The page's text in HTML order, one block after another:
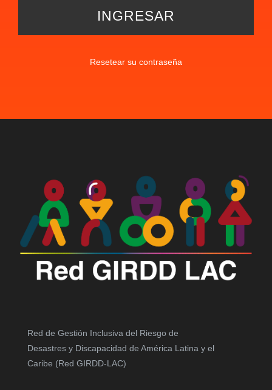
Resetear su contraseña
Red de Gestión Inclusiva del Riesgo de
Desastres y Discapacidad de América Latina y el
Caribe (Red GIRDD-LAC)